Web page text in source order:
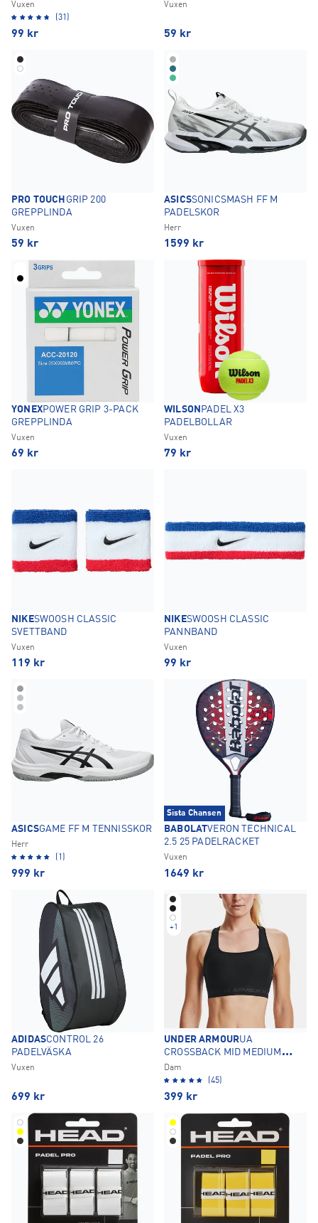
Vuxen
(31)
99 kr
Vuxen
59 kr
PRO TOUCH GRIP 200
GREPPLINDA
Vuxen
59 kr
ASICSSONICSMASH FF M
PADELSKOR
Herr
1599 kr
YONEXPOWER GRIP 3-PACK
GREPPLINDA
Vuxen
69 kr
WILSON PADEL X3
PADELBOLLAR
Vuxen
79 kr
NIKESWOOSH CLASSIC
SVETTBAND
Vuxen
119 kr
NIKESWOOSH CLASSIC
PANNBAND
Vuxen
99 kr
ASICSGAME FF M TENNISSKOR
Herr
(1)
999 kr
Sista Chansen
BABOLATVERON TECHNICAL
2.5 25 PADELRACKET
Vuxen
1649 kr
ADIDASCONTROL 26
PADELVÄSKA
Vuxen
699 kr
+1
UNDER ARMOURUA
CROSSBACK MID MEDIUM
SUPPORT SPORT-BH
Dam
(45)
399 kr